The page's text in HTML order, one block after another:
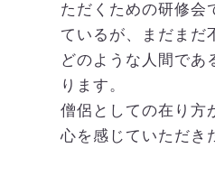
ただくための研修会
ているが、まだまだ
どのような人間であ
ります。
僧侶としての在り方
心を感じていただき